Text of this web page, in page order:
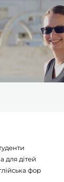
для дітей
фор